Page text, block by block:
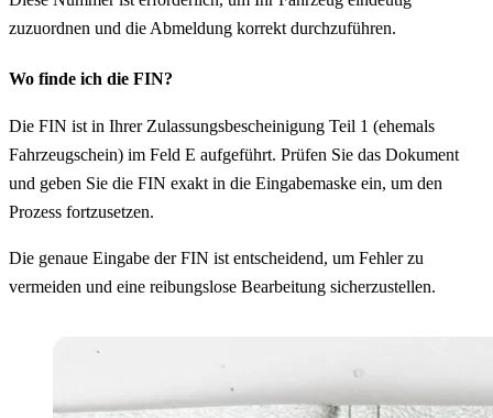
zuzuordnen und die Abmeldung korrekt durchzuführen.
Wo finde ich die FIN?
Die FIN ist in Ihrer Zulassungsbescheinigung Teil 1 (ehemals
Fahrzeugschein) im Feld E aufgeführt. Prüfen Sie das Dokument
und geben Sie die FIN exakt in die Eingabemaske ein, um den
Prozess fortzusetzen.
Die genaue Eingabe der FIN ist entscheidend, um Fehler zu
vermeiden und eine reibungslose Bearbeitung sicherzustellen.